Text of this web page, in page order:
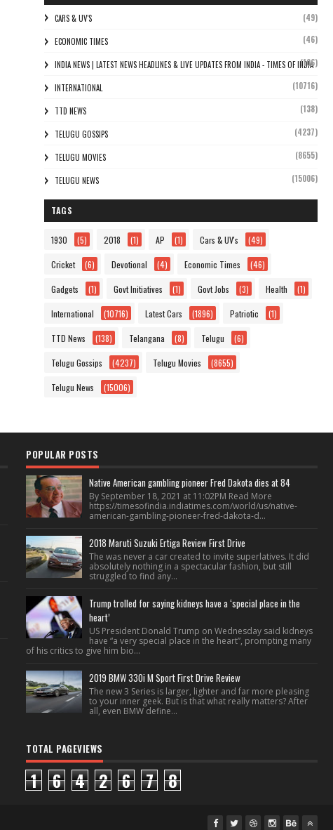
CARS & UV'S (49)
ECONOMIC TIMES (46)
INDIA NEWS | LATEST NEWS HEADLINES & LIVE UPDATES FROM INDIA - TIMES OF INDIA
(106)
INTERNATIONAL (10716)
TTD NEWS (138)
TELUGU GOSSIPS (4237)
TELUGU MOVIES (8655)
TELUGU NEWS (15006)
TAGS
1930 (5) 2018 (1) AP (1) Cars & UV's (49)
Cricket (6) Devotional (4) Economic Times (46)
Gadgets (1) Govt Initiatives (1) Govt Jobs (3) Health (1)
International (10716) Latest Cars (1896) Patriotic (1)
TTD News (138) Telangana (8) Telugu (6)
Telugu Gossips (4237) Telugu Movies (8655)
Telugu News (15006)
POPULAR POSTS
Native American gambling pioneer Fred Dakota dies at 84
By September 18, 2021 at 11:02PM Read More
https://timesofindia.indiatimes.com/world/us/native-
american-gambling-pioneer-fred-dakota-d...
2018 Maruti Suzuki Ertiga Review First Drive
The was never a car created to invite superlatives. It did
absolutely nothing in a spectacular fashion, but still
struggled to find any...
Trump trolled for saying kidneys have a ‘special place in the
heart’
US President Donald Trump on Wednesday said kidneys
have “a very special place in the heart”, prompting many
of his critics to give him bio...
2019 BMW 330i M Sport First Drive Review
The new 3 Series is larger, lighter and far more pleasing
to your inner geek. But is that what really matters? After
all, even BMW define...
TOTAL PAGEVIEWS
1 6 4 2 6 7 8